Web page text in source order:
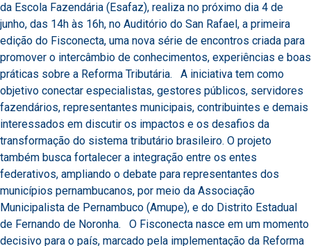
da Escola Fazendária (Esafaz), realiza no próximo dia 4 de
junho, das 14h às 16h, no Auditório do San Rafael, a primeira
edição do Fisconecta, uma nova série de encontros criada para
promover o intercâmbio de conhecimentos, experiências e boas
práticas sobre a Reforma Tributária. A iniciativa tem como
objetivo conectar especialistas, gestores públicos, servidores
fazendários, representantes municipais, contribuintes e demais
interessados em discutir os impactos e os desafios da
transformação do sistema tributário brasileiro. O projeto
também busca fortalecer a integração entre os entes
federativos, ampliando o debate para representantes dos
municípios pernambucanos, por meio da Associação
Municipalista de Pernambuco (Amupe), e do Distrito Estadual
de Fernando de Noronha. O Fisconecta nasce em um momento
decisivo para o país, marcado pela implementação da Reforma